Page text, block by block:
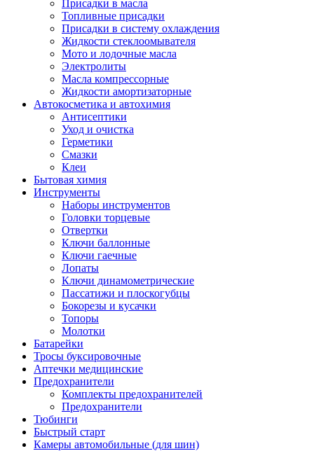
Присадки в масла
Топливные присадки
Присадки в систему охлаждения
Жидкости стеклоомывателя
Мото и лодочные масла
Электролиты
Масла компрессорные
Жидкости амортизаторные
Автокосметика и автохимия
Антисептики
Уход и очистка
Герметики
Смазки
Клеи
Бытовая химия
Инструменты
Наборы инструментов
Головки торцевые
Отвертки
Ключи баллонные
Ключи гаечные
Лопаты
Ключи динамометрические
Пассатижи и плоскогубцы
Бокорезы и кусачки
Топоры
Молотки
Батарейки
Тросы буксировочные
Аптечки медицинские
Предохранители
Комплекты предохранителей
Предохранители
Тюбинги
Быстрый старт
Камеры автомобильные (для шин)